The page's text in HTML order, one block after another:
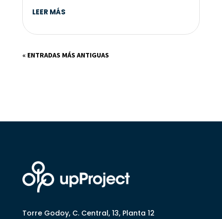
LEER MÁS
« ENTRADAS MÁS ANTIGUAS
Torre Godoy, C. Central, 13, Planta 12